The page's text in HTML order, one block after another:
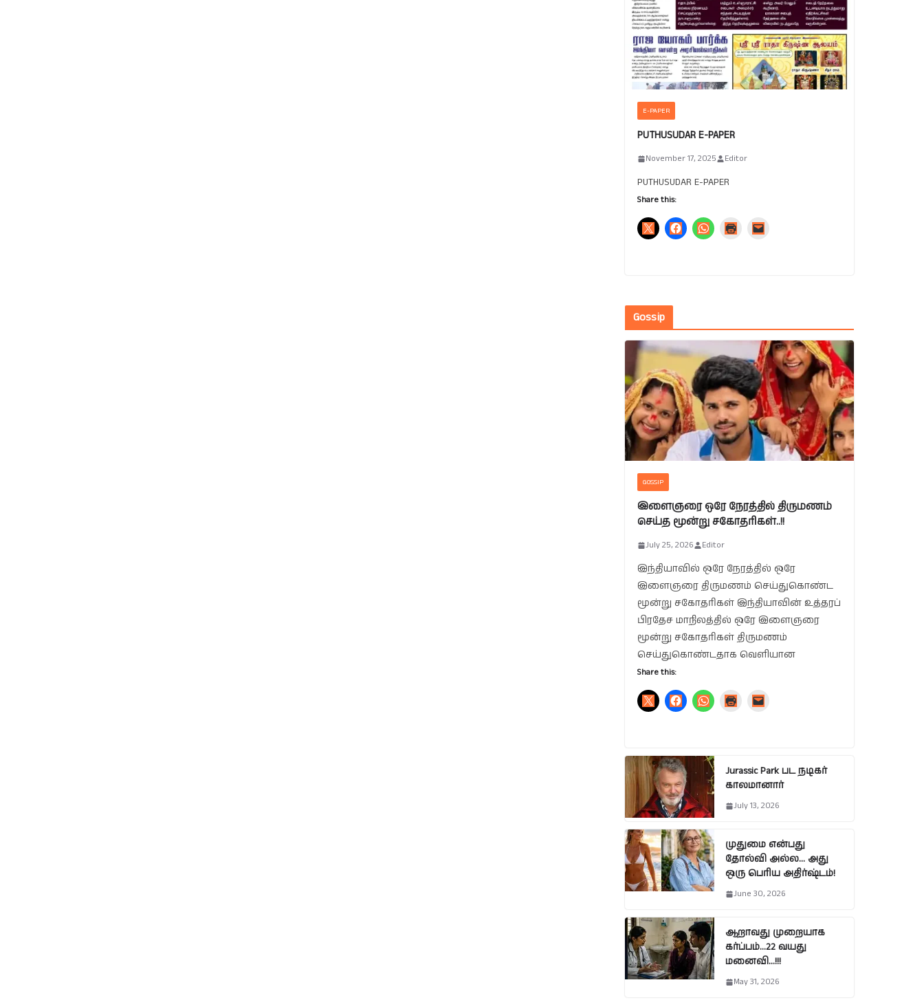
E-PAPER
PUTHUSUDAR E-PAPER
November 17, 2025 Editor
PUTHUSUDAR E-PAPER
Share this:
Gossip
GOSSIP
இளைஞரை ஒரே நேரத்தில் திருமணம்
செய்த மூன்று சகோதரிகள்..!!
July 25, 2026 Editor
இந்தியாவில் ஒரே நேரத்தில் ஒரே
இளைஞரை திருமணம் செய்துகொண்ட
மூன்று சகோதரிகள் இந்தியாவின் உத்தரப்
பிரதேச மாநிலத்தில் ஒரே இளைஞரை
மூன்று சகோதரிகள் திருமணம்
செய்துகொண்டதாக வெளியான
Share this:
Jurassic Park பட நடிகர்
காலமானார்
July 13, 2026
முதுமை என்பது
தோல்வி அல்ல… அது
ஒரு பெரிய அதிர்ஷ்டம்!
June 30, 2026
ஆறாவது முறையாக
கர்ப்பம்…22 வயது
மனைவி…!!!
May 31, 2026